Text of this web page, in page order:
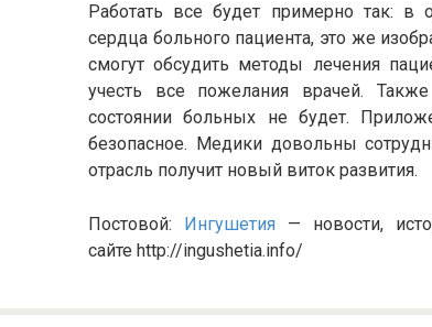
Работать все будет примерно так: в
сердца больного пациента, это же
смогут обсудить методы лечения
учесть все пожелания врачей.
состоянии больных не будет.
безопасное. Медики довольны
отрасль получит новый виток развития.
Постовой: Ингушетия — новости,
сайте http://ingushetia.info/